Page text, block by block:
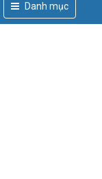
Danh mục